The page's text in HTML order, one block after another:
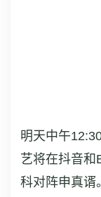
明天中午
艺将在抖音和
科对阵申真谞